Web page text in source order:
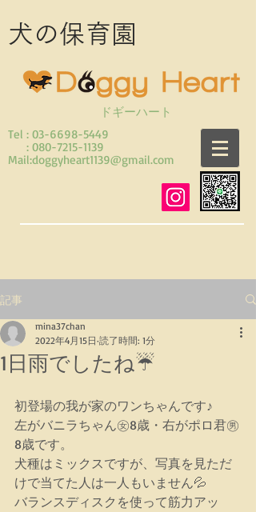
​犬の保育園
ドギーハート
Tel : 03-6698-5449
: 080-7215-1139
Mail:doggyheart1139@gmail.com
記事
1日雨でしたね☔
mina37chan
2022年4月15日 読了時間: 1分
初登場の我が家のワンちゃんです♪
左がバニラちゃん㊛8歳・右がポロ君㊚
8歳です。
犬種はミックスですが、写真を見ただ
けで当てた人は一人もいません💦
バランスディスクを使って筋力アッ